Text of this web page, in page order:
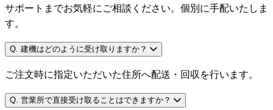
サポートまでお気軽にご相談ください。個別に手配いたしま
す。
Q. 建機はどのように受け取りますか？
ご注文時に指定いただいた住所へ配送・回収を行います。
Q. 営業所で直接受け取ることはできますか？